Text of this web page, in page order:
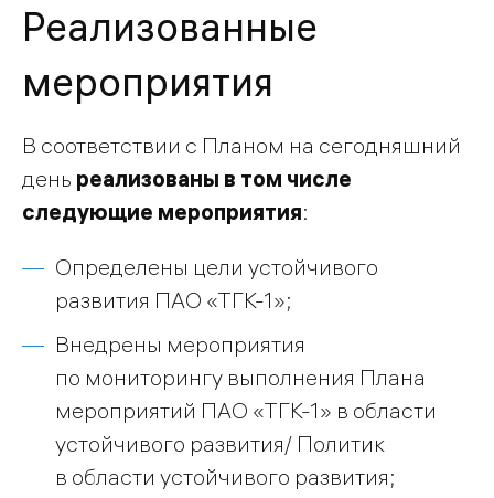
Реализованные
мероприятия
В соответствии с Планом на сегодняшний
день реализованы в том числе
следующие мероприятия:
Определены цели устойчивого
развития ПАО «ТГК-1»;
Внедрены мероприятия
по мониторингу выполнения Плана
мероприятий ПАО «ТГК-1» в области
устойчивого развития/ Политик
в области устойчивого развития;